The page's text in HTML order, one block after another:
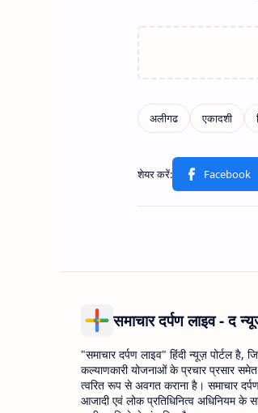
समाचार दर्पण लाइव - द
"समाचार दर्पण लाइव" हिंदी न्यूज़ पोर्टल है,
कल्याणकारी योजनाओं के प्रचार प्रसार
त्वरित रूप से अवगत कराना है। समाचार
आजादी एवं लोक प्रतिधिनित्व अधिनियम